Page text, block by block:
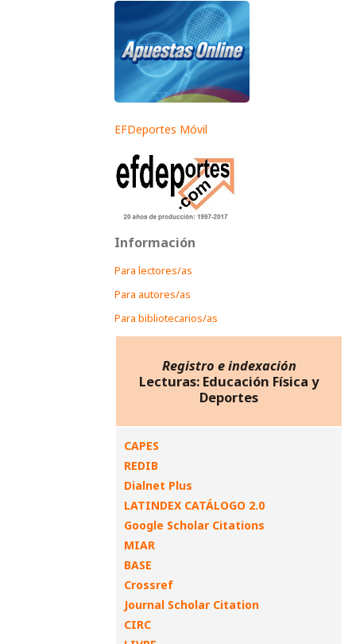
EFDeportes Móvil
Información
Para lectores/as
Para autores/as
Para bibliotecarios/as
Registro e indexación
Lecturas: Educación Física y
Deportes
CAPES
REDIB
Dialnet Plus
LATINDEX CATÁLOGO 2.0
Google Scholar Citations
MIAR
BASE
Crossref
Journal Scholar Citation
CIRC